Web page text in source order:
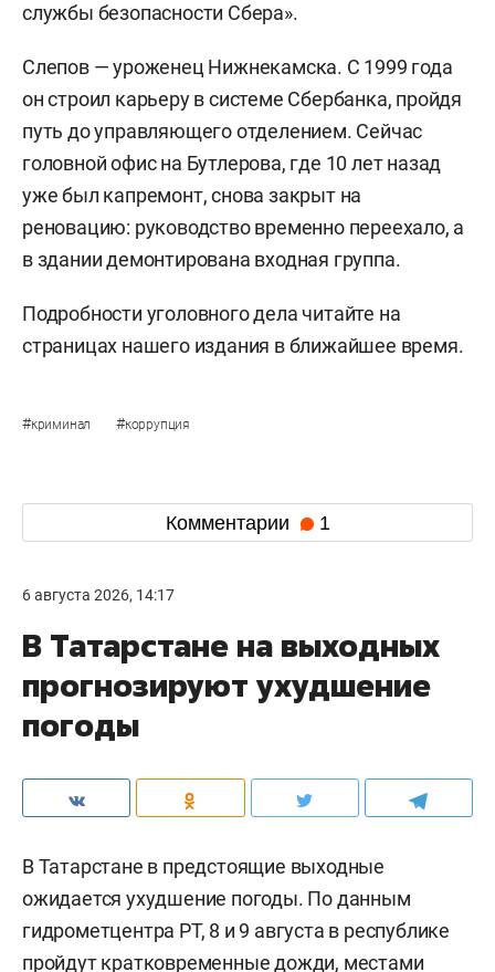
службы безопасности Сбера».
Слепов — уроженец Нижнекамска. С 1999 года
он строил карьеру в системе Сбербанка, пройдя
путь до управляющего отделением. Сейчас
головной офис на Бутлерова, где 10 лет назад
уже был капремонт, снова закрыт на
реновацию: руководство временно переехало, а
в здании демонтирована входная группа.
Подробности уголовного дела читайте на
страницах нашего издания в ближайшее время.
#криминал #коррупция
Комментарии 1
6 августа 2026, 14:17
В Татарстане на выходных
прогнозируют ухудшение
погоды
В Татарстане в предстоящие выходные
ожидается ухудшение погоды. По данным
гидрометцентра РТ, 8 и 9 августа в республике
пройдут кратковременные дожди, местами